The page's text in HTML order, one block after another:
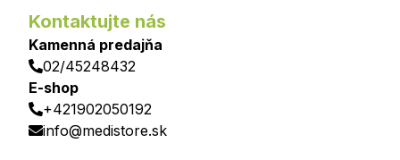
Kontaktujte nás
Kamenná predajňa
02/45248432
E-shop
+421902050192
info@medistore.sk